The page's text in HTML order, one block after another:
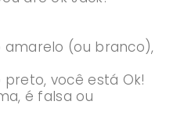
(ou branco),
você está Ok!
é falsa ou